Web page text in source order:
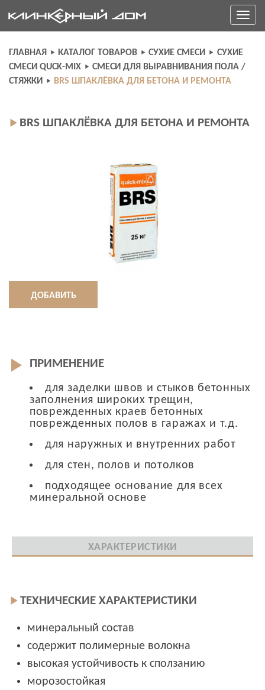
to
content
Toggle
ГЛАВНАЯ КАТАЛОГ ТОВАРОВ СУХИЕ СМЕСИ
СУХИЕ
СМЕСИ QUCK-MIX
СМЕСИ ДЛЯ ВЫРАВНИВАНИЯ ПОЛА /
СТЯЖКИ
BRS ШПАКЛЁВКА ДЛЯ БЕТОНА И РЕМОНТА
BRS ШПАКЛЁВКА ДЛЯ БЕТОНА И РЕМОНТА
ДОБАВИТЬ
ПРИМЕНЕНИЕ
для заделки швов и стыков бетонных
заполнения широких трещин,
поврежденных краев бетонных
поврежденных полов в гаражах и т.д.
для наружных и внутренних работ
для стен, полов и потолков
подходящее основание для всех
минеральной основе
ХАРАКТЕРИСТИКИ
ТЕХНИЧЕСКИЕ ХАРАКТЕРИСТИКИ
минеральный состав
содержит полимерные волокна
высокая устойчивость к сползанию
морозостойкая